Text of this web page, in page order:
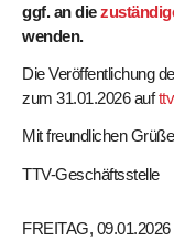
ggf. an die
wenden.
Die Veröffentlichung
zum 31.01.2026 auf
Mit freundlichen
TTV-Geschäftsstelle
FREITAG, 09.01.2026